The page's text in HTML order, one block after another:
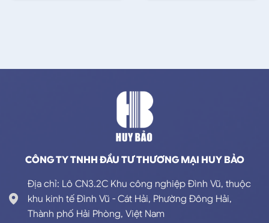
CÔNG TY TNHH ĐẦU TƯ THƯƠNG MẠI HUY BẢO
Địa chỉ: Lô CN3.2C Khu công nghiệp Đình Vũ, thuộc
khu kinh tế Đình Vũ - Cát Hải, Phường Đông Hải,
Thành phố Hải Phòng, Việt Nam